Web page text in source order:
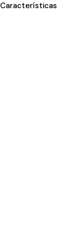
Características